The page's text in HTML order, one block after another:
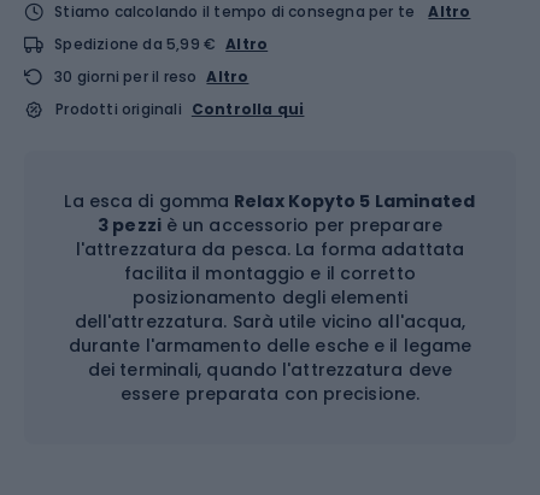
Stiamo calcolando il tempo di consegna per te
Altro
Spedizione da 5,99 € Altro
30 giorni per il reso Altro
Prodotti originali Controlla qui
La esca di gomma Relax Kopyto 5 Laminated
3 pezziè un accessorio per preparare
l'attrezzatura da pesca. La forma adattata
facilita il montaggio e il corretto
posizionamento degli elementi
dell'attrezzatura. Sarà utile vicino all'acqua,
durante l'armamento delle esche e il legame
dei terminali, quando l'attrezzatura deve
essere preparata con precisione.